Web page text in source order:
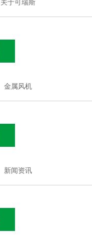
金属风机
新闻资讯